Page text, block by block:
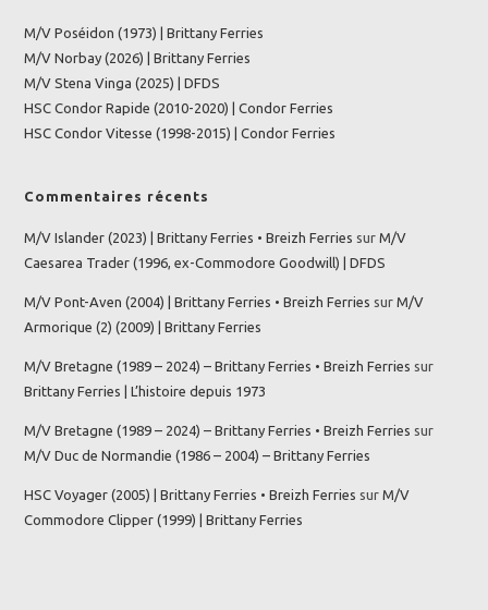
M/V Poséidon (1973) | Brittany Ferries
M/V Norbay (2026) | Brittany Ferries
M/V Stena Vinga (2025) | DFDS
HSC Condor Rapide (2010-2020) | Condor Ferries
HSC Condor Vitesse (1998-2015) | Condor Ferries
Commentaires récents
M/V Islander (2023) | Brittany Ferries • Breizh Ferries surM/V
Caesarea Trader (1996, ex-Commodore Goodwill) | DFDS
M/V Pont-Aven (2004) | Brittany Ferries • Breizh Ferries surM/V
Armorique (2) (2009) | Brittany Ferries
M/V Bretagne (1989 – 2024) – Brittany Ferries • Breizh Ferries sur
Brittany Ferries | L’histoire depuis 1973
M/V Bretagne (1989 – 2024) – Brittany Ferries • Breizh Ferries sur
M/V Duc de Normandie (1986 – 2004) – Brittany Ferries
HSC Voyager (2005) | Brittany Ferries • Breizh Ferries surM/V
Commodore Clipper (1999) | Brittany Ferries